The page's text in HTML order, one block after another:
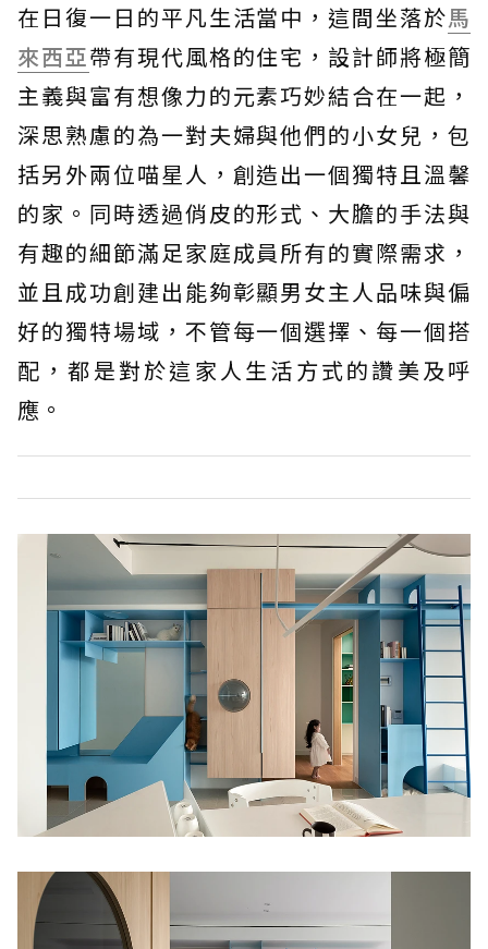
在日復一日的平凡生活當中，這間坐落於馬
來西亞帶有現代風格的住宅，設計師將極簡
主義與富有想像力的元素巧妙結合在一起，
深思熟慮的為一對夫婦與他們的小女兒，包
括另外兩位喵星人，創造出一個獨特且溫馨
的家。同時透過俏皮的形式、大膽的手法與
有趣的細節滿足家庭成員所有的實際需求，
並且成功創建出能夠彰顯男女主人品味與偏
好的獨特場域，不管每一個選擇、每一個搭
配，都是對於這家人生活方式的讚美及呼
應。